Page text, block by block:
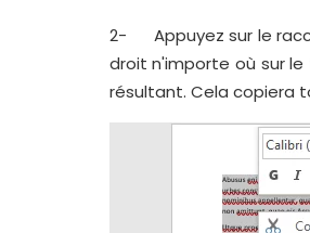
2- Appuyez sur le
droit n'importe où sur
résultant. Cela copiera